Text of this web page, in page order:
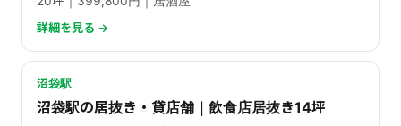
詳細を見る →
沼袋駅
沼袋駅の居抜き・貸店舗｜飲食店居抜き14坪